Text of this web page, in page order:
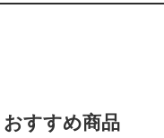
おすすめ商品